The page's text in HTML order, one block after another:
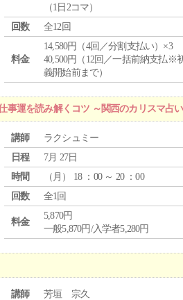
（1日2コマ）
回数
全12回
料金
14,580円（4回／分割支払い）×3
40,500円（12回／一括前納支払※
義開始前まで）
事運を読み解くコツ ～関西のカリスマ占
講師
ラクシュミー
日程
7月 27日
時間
（ 月 ） 18 ：00 ～ 20 ：00
回数
全1回
料金
5,870円
一般5,870円/入学者5,280円
講師
芳垣 宗久